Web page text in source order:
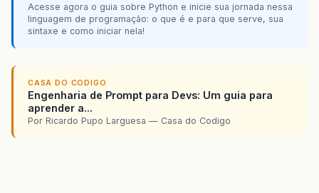
Acesse agora o guia sobre Python e inicie sua jornada nessa
linguagem de programação: o que é e para que serve, sua
sintaxe e como iniciar nela!
CASA DO CODIGO
Engenharia de Prompt para Devs: Um guia para
aprender a...
Por Ricardo Pupo Larguesa — Casa do Codigo